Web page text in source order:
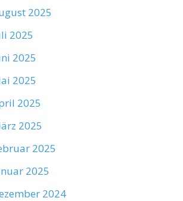
2025
2025
2025
2025
2025
2025
2025
2025
2024